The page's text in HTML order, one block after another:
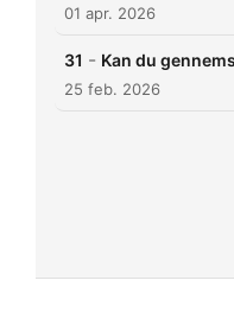
01 apr. 2026
31 - Kan du
25 feb. 2026